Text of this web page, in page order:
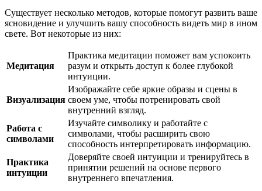
Существует несколько методов, которые помогут развить ваше
ясновидение и улучшить вашу способность видеть мир в ином
свете. Вот некоторые из них:
Медитация
Практика медитации поможет вам успокоить
разум и открыть доступ к более глубокой
интуиции.
Визуализация
Изображайте себе яркие образы и сцены в
своем уме, чтобы потренировать свой
внутренний взгляд.
Работа с
символами
Изучайте символику и работайте с
символами, чтобы расширить свою
способность интерпретировать информацию.
Практика
интуиции
Доверяйте своей интуиции и тренируйтесь в
принятии решений на основе первого
внутреннего впечатления.